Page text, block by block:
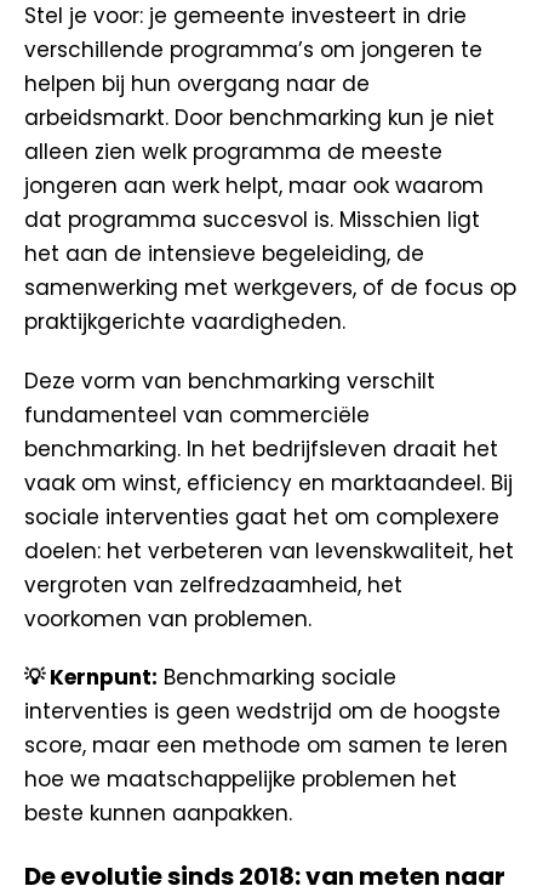
Stel je voor: je gemeente investeert in drie
verschillende programma’s om jongeren te
helpen bij hun overgang naar de
arbeidsmarkt. Door benchmarking kun je niet
alleen zien welk programma de meeste
jongeren aan werk helpt, maar ook waarom
dat programma succesvol is. Misschien ligt
het aan de intensieve begeleiding, de
samenwerking met werkgevers, of de focus op
praktijkgerichte vaardigheden.
Deze vorm van benchmarking verschilt
fundamenteel van commerciële
benchmarking. In het bedrijfsleven draait het
vaak om winst, efficiency en marktaandeel. Bij
sociale interventies gaat het om complexere
doelen: het verbeteren van levenskwaliteit, het
vergroten van zelfredzaamheid, het
voorkomen van problemen.
💡 Kernpunt: Benchmarking sociale
interventies is geen wedstrijd om de hoogste
score, maar een methode om samen te leren
hoe we maatschappelijke problemen het
beste kunnen aanpakken.
De evolutie sinds 2018: van meten naar